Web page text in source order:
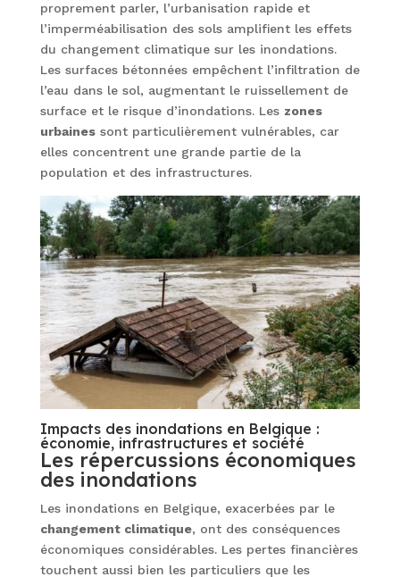
proprement parler, l’urbanisation rapide et
l’imperméabilisation des sols amplifient les effets
du changement climatique sur les inondations.
Les surfaces bétonnées empêchent l’infiltration de
l’eau dans le sol, augmentant le ruissellement de
surface et le risque d’inondations. Les zones
urbainessont particulièrement vulnérables, car
elles concentrent une grande partie de la
population et des infrastructures.
Impacts des inondations en Belgique :
économie, infrastructures et société
Les répercussions économiques
des inondations
Les inondations en Belgique, exacerbées par le
changement climatique, ont des conséquences
économiques considérables. Les pertes financières
touchent aussi bien les particuliers que les